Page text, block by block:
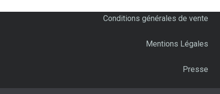
Conditions générales de vente
Mentions Légales
Presse